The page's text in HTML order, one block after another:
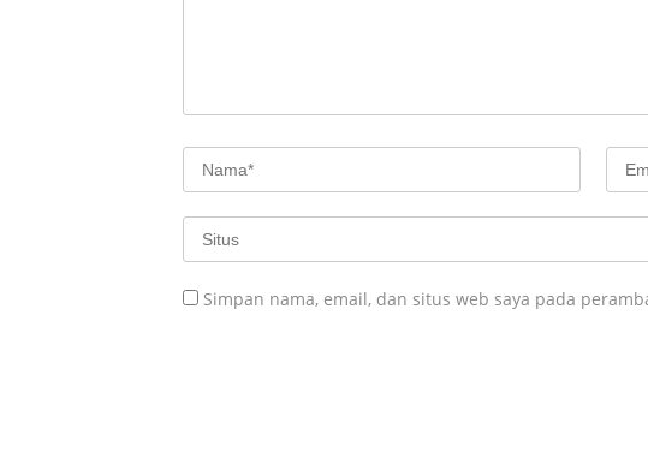
Simpan nama, email, dan situs web saya pada